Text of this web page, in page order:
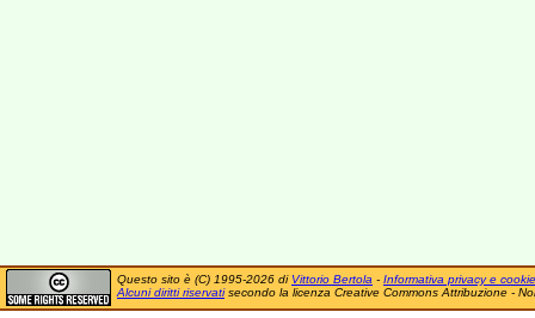
Questo sito è (C) 1995-2026 di Vittorio Bertola - Informativa privacy e cookie
Alcuni diritti riservatisecondo la licenza Creative Commons Attribuzione -